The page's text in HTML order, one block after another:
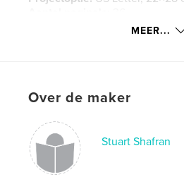
jan 16, 2019
Photography , Images
MEER...
Over de maker
Stuart Shafran